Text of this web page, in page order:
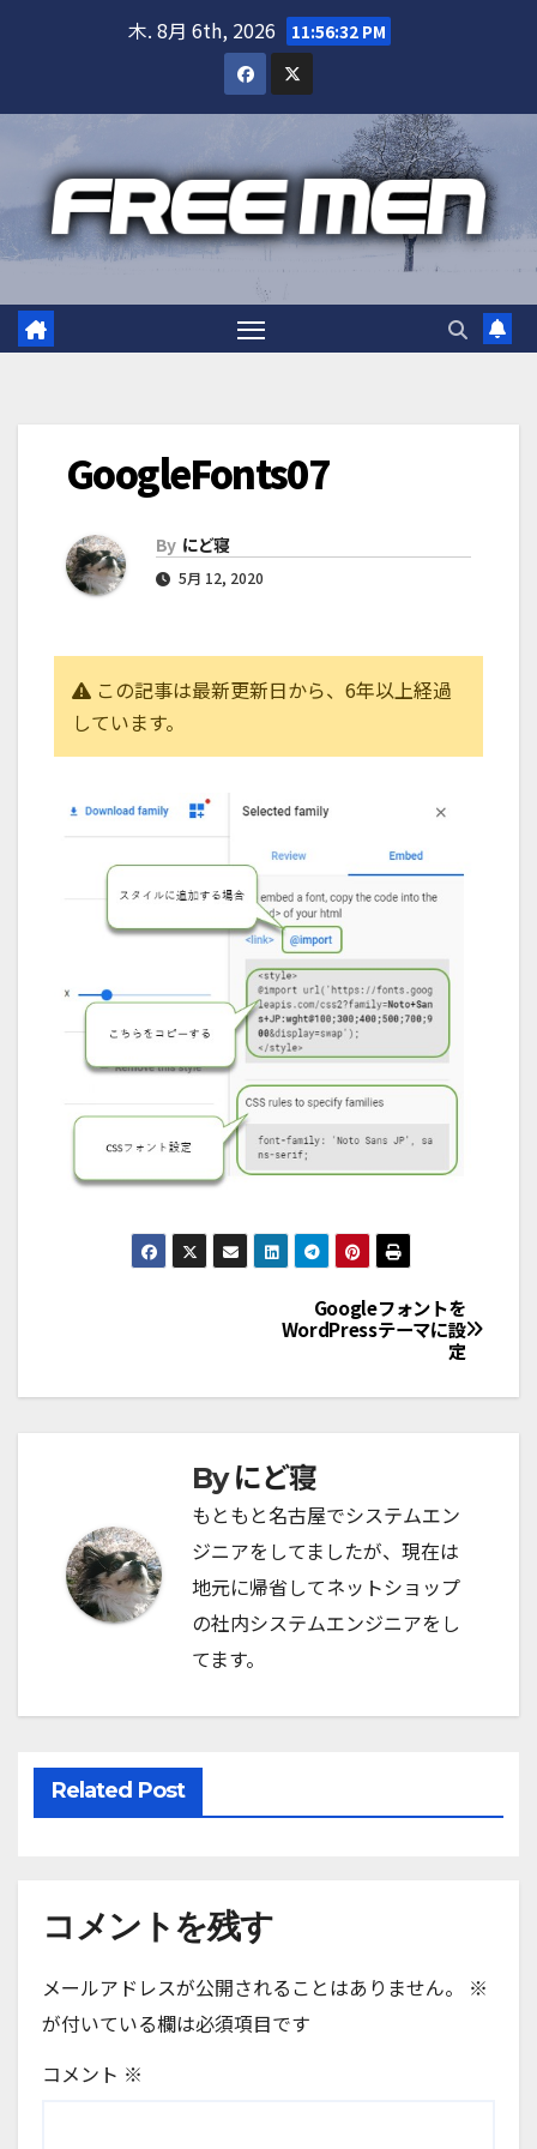
木. 8月 6th, 2026 11:56:32 PM
GoogleFonts07
By にど寝
5月 12, 2020
この記事は最新更新日から、6年以上経過
しています。
ー
シ
Googleフォントを
WordPressテーマに設
定
Byにど寝
もともと名古屋でシステムエン
ジニアをしてましたが、現在は
地元に帰省してネットショップ
の社内システムエンジニアをし
てます。
Related Post
コメントを残す
メールアドレスが公開されることはありません。
※
が付いている欄は必須項目です
コメント ※